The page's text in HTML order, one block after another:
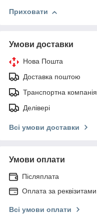
Приховати
Умови доставки
Нова Пошта
Доставка поштою
Транспортна компанія
Делівері
Всі умови доставки
Умови оплати
Післяплата
Оплата за реквізитами
Всі умови оплати